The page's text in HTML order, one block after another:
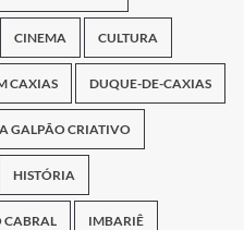
CINEMA CULTURA
CAXIAS DUQUE-DE-CAXIAS
GALPÃO CRIATIVO
HISTÓRIA
CABRAL IMBARIÊ